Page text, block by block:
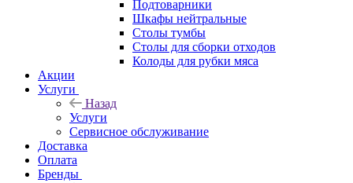
Подтоварники
Шкафы нейтральные
Столы тумбы
Столы для сборки отходов
Колоды для рубки мяса
Акции
Услуги
Назад
Услуги
Сервисное обслуживание
Доставка
Оплата
Бренды